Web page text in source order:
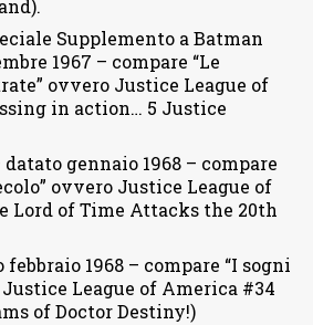
Supplemento a Batman
1967 – compare “Le
ovvero Justice League of
in action… 5 Justice
gennaio 1968 – compare
ovvero Justice League of
Lord of Time Attacks the 20th
1968 – compare “I sogni
League of America #34
of Doctor Destiny!)